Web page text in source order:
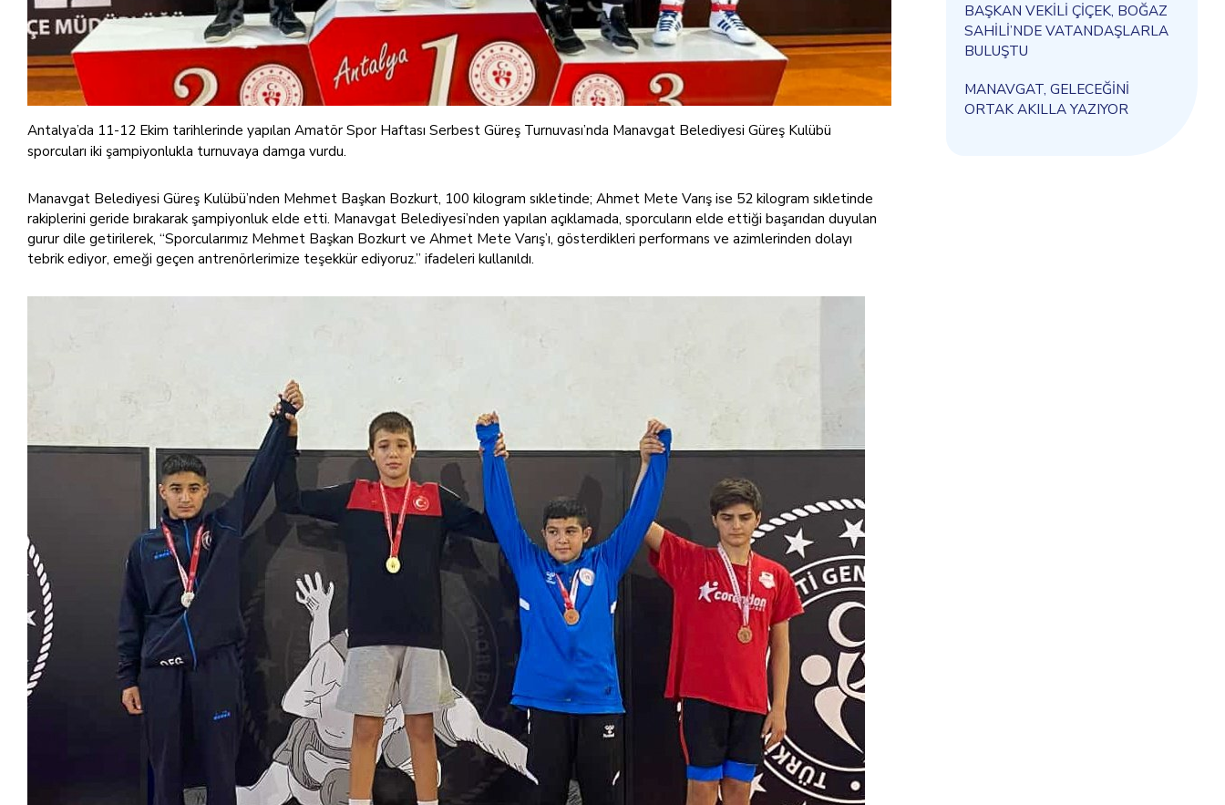
Antalya’da 11-12 Ekim tarihlerinde yapılan Amatör Spor Haftası Serbest Güreş Turnuvası’nda Manavgat Belediyesi Güreş Kulübü
sporcuları iki şampiyonlukla turnuvaya damga vurdu.
Manavgat Belediyesi Güreş Kulübü’nden Mehmet Başkan Bozkurt, 100 kilogram sıkletinde; Ahmet Mete Varış ise 52 kilogram sıkletinde
rakiplerini geride bırakarak şampiyonluk elde etti. Manavgat Belediyesi’nden yapılan açıklamada, sporcuların elde ettiği başarıdan duyulan
gurur dile getirilerek, “Sporcularımız Mehmet Başkan Bozkurt ve Ahmet Mete Varış’ı, gösterdikleri performans ve azimlerinden dolayı
tebrik ediyor, emeği geçen antrenörlerimize teşekkür ediyoruz.” ifadeleri kullanıldı.
BAŞKAN VEKİLİ ÇİÇEK, BOĞAZ
SAHİLİ’NDE VATANDAŞLARLA
BULUŞTU
MANAVGAT, GELECEĞİNİ
ORTAK AKILLA YAZIYOR